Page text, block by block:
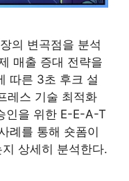
의 변곡점을 분석
매출 증대 전략을
따른 3초 후크 설
레스 기술 최적화
인을 위한 E-E-A-T
례를 통해 숏폼이
상세히 분석한다.